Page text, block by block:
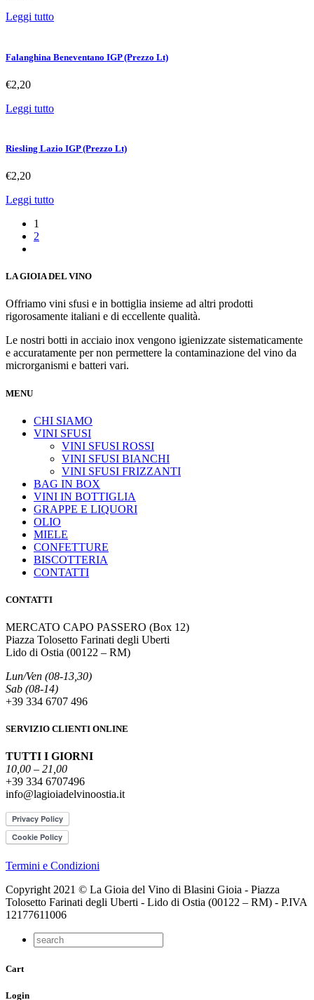
Leggi tutto
Falanghina Beneventano IGP (Prezzo Lt)
€2,20
Leggi tutto
Riesling Lazio IGP (Prezzo Lt)
€2,20
Leggi tutto
1
2
LA GIOIA DEL VINO
Offriamo vini sfusi e in bottiglia insieme ad altri prodotti
rigorosamente italiani e di eccellente qualità.
Le nostri botti in acciaio inox vengono igienizzate sistematicamente
e accuratamente per non permettere la contaminazione del vino da
microrganismi e batteri vari.
MENU
CHI SIAMO
VINI SFUSI
VINI SFUSI ROSSI
VINI SFUSI BIANCHI
VINI SFUSI FRIZZANTI
BAG IN BOX
VINI IN BOTTIGLIA
GRAPPE E LIQUORI
OLIO
MIELE
CONFETTURE
BISCOTTERIA
CONTATTI
CONTATTI
MERCATO CAPO PASSERO (Box 12)
Piazza Tolosetto Farinati degli Uberti
Lido di Ostia (00122 – RM)
Lun/Ven (08-13,30)
Sab (08-14)
+39 334 6707 496
SERVIZIO CLIENTI ONLINE
TUTTI I GIORNI
10,00 – 21,00
+39 334 6707496
info@lagioiadelvinoostia.it
Termini e Condizioni
Copyright 2021 © La Gioia del Vino di Blasini Gioia - Piazza
Tolosetto Farinati degli Uberti - Lido di Ostia (00122 – RM) - P.IVA
12177611006
Cart
Login